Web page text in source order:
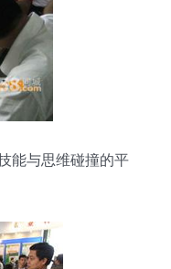
能与思维碰撞的平